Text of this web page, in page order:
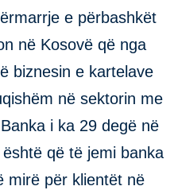
e përbashkët
në Kosovë që nga
biznesin e kartelave
në sektorin me
i ka 29 degë në
që të jemi banka
mirë për klientët në